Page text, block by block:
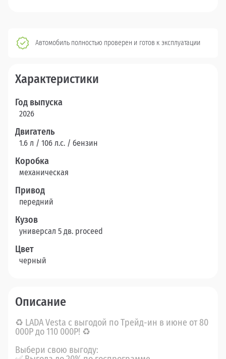
Автомобиль полностью проверен и готов к эксплуатации
Характеристики
Год выпуска
2026
Двигатель
1.6 л / 106 л.c. / бензин
Коробка
механическая
Привод
передний
Кузов
универсал 5 дв. proceed
Цвет
черный
Описание
♻ LADA Vesta с выгодой по Трейд-ин в июне от 80
000Р до 110 000Р! ♻
Выбери свою выгоду: